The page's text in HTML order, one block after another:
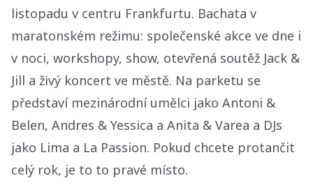
listopadu v centru Frankfurtu. Bachata v
maratonském režimu: společenské akce ve dne i
v noci, workshopy, show, otevřená soutěž Jack &
Jill a živý koncert ve městě. Na parketu se
představí mezinárodní umělci jako Antoni &
Belen, Andres & Yessica a Anita & Varea a DJs
jako Lima a La Passion. Pokud chcete protančit
celý rok, je to to pravé místo.